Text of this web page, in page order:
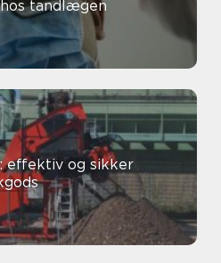
tandlægen
effektiv og sikker